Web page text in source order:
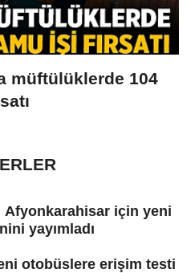
müftülüklerde 104
Afyonkarahisar için yeni
yayımladı
otobüslere erişim testi